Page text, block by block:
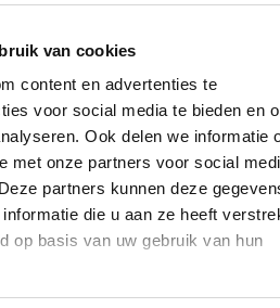
van cookies
content en advertenties te
voor social media te bieden en
Ook delen we informatie
met onze partners voor social
partners kunnen deze
die u aan ze heeft
op basis van uw gebruik van hun
M2 15-inch
reparatie prijzen die het
hieronder vermeld. Mocht u
hieronder niet is vermeld,
sturen via de contactpagina